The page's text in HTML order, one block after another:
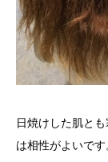
日焼けした肌と
は相性がよいです